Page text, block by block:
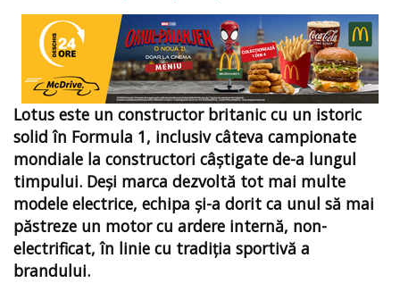
Lotus este un constructor britanic cu un istoric
solid în Formula 1, inclusiv câteva campionate
mondiale la constructori câștigate de-a lungul
timpului. Deși marca dezvoltă tot mai multe
modele electrice, echipa și-a dorit ca unul să mai
păstreze un motor cu ardere internă, non-
electrificat, în linie cu tradiția sportivă a
brandului.